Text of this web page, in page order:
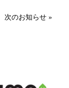
次のお知らせ »